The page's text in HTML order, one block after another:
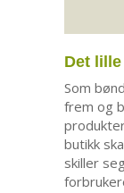
Det
Som
frem og
butikk
skiller